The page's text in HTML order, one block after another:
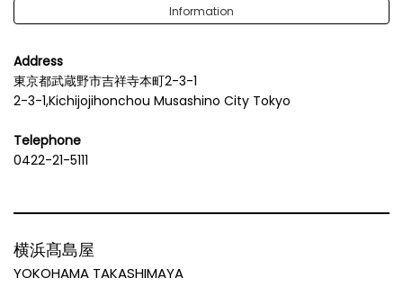
Information
Address
東京都武蔵野市吉祥寺本町2-3-1
2-3-1,Kichijojihonchou Musashino City Tokyo
Telephone
0422-21-5111
横浜髙島屋
YOKOHAMA TAKASHIMAYA